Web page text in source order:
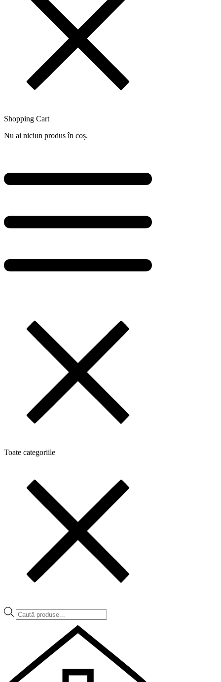
Shopping Cart
Nu ai niciun produs în coș.
Toate categoriile
Products
search